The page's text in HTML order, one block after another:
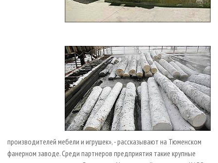
производителей мебели и игрушек», - рассказывают на Тюменском
фанерном заводе. Среди партнеров предприятия такие крупные